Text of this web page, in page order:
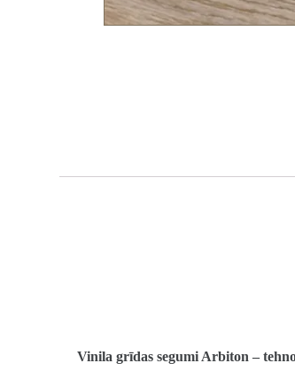
Vinila grīdas segumi Arbiton –